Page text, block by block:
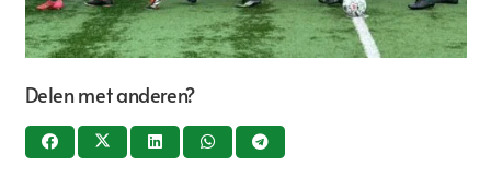
Delen met anderen?